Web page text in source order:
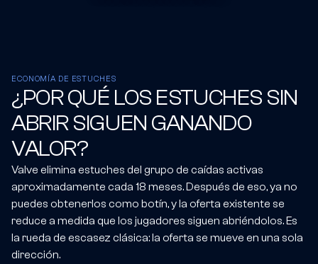
ECONOMÍA DE ESTUCHES
¿POR QUÉ LOS ESTUCHES SIN
ABRIR SIGUEN GANANDO
VALOR?
Valve elimina estuches del grupo de caídas activas
aproximadamente cada 18 meses. Después de eso, ya no
puedes obtenerlos como botín, y la oferta existente se
reduce a medida que los jugadores siguen abriéndolos. Es
la rueda de escasez clásica: la oferta se mueve en una sola
dirección.